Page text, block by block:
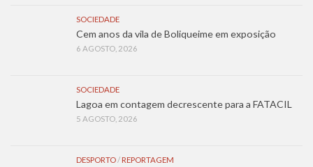
SOCIEDADE
Cem anos da vila de Boliqueime em exposição
6 AGOSTO, 2026
SOCIEDADE
Lagoa em contagem decrescente para a FATACIL
5 AGOSTO, 2026
DESPORTO / REPORTAGEM